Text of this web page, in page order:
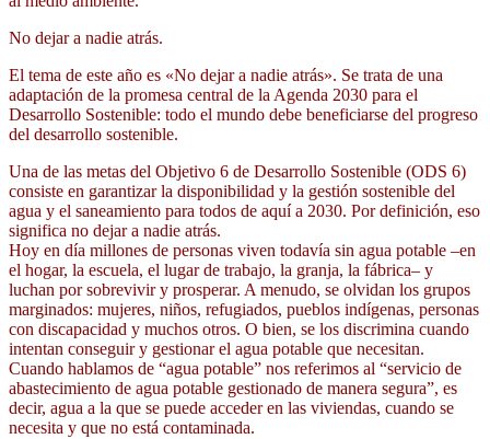
No dejar a nadie atrás.
El tema de este año es «No dejar a nadie atrás». Se trata de una
adaptación de la promesa central de la Agenda 2030 para el
Desarrollo Sostenible: todo el mundo debe beneficiarse del progreso
del desarrollo sostenible.
Una de las metas del Objetivo 6 de Desarrollo Sostenible (ODS 6)
consiste en garantizar la disponibilidad y la gestión sostenible del
agua y el saneamiento para todos de aquí a 2030. Por definición, eso
significa no dejar a nadie atrás.
Hoy en día millones de personas viven todavía sin agua potable –en
el hogar, la escuela, el lugar de trabajo, la granja, la fábrica– y
luchan por sobrevivir y prosperar. A menudo, se olvidan los grupos
marginados: mujeres, niños, refugiados, pueblos indígenas, personas
con discapacidad y muchos otros. O bien, se los discrimina cuando
intentan conseguir y gestionar el agua potable que necesitan.
Cuando hablamos de “agua potable” nos referimos al “servicio de
abastecimiento de agua potable gestionado de manera segura”, es
decir, agua a la que se puede acceder en las viviendas, cuando se
necesita y que no está contaminada.